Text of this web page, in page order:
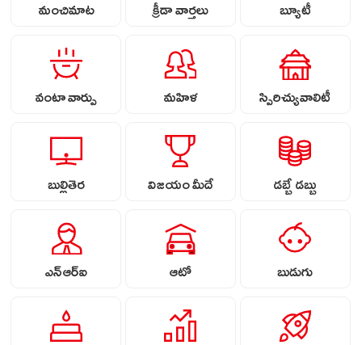
మంచిమాట క్రీడా వార్తలు బ్యూటీ
వంటా వార్పు మహిళ స్పిరిచ్యువాలిటీ
బుల్లితెర విజయం మీదే డబ్బే డబ్బు
ఎన్ఆర్ఐ ఆటో బుడుగు